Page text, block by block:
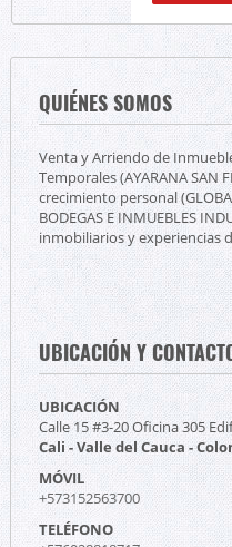
QUIÉNES SOMOS
Venta y Arriendo de
Temporales (AYARANA SAN
crecimiento personal
BODEGAS E INMUEBLES
inmobiliarios y experiencias
UBICACIÓN Y
UBICACIÓN
Calle 15 #3-20 Oficina 305
Cali - Valle del Cauca -
MÓVIL
+573152563700
TELÉFONO